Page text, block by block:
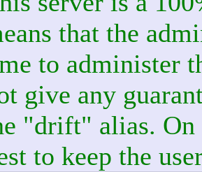
that the
to administer
give any
"drift" alias. On
to keep the